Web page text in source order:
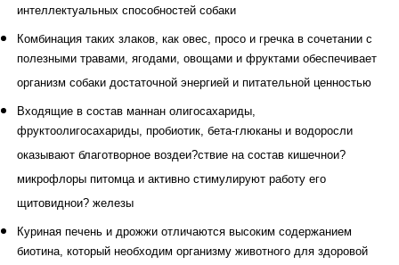
интеллектуальных способностей собаки
Комбинация таких злаков, как овес, просо и гречка в сочетании с
полезными травами, ягодами, овощами и фруктами обеспечивает
организм собаки достаточной энергией и питательной ценностью
Входящие в состав маннан олигосахариды,
фруктоолигосахариды, пробиотик, бета-глюканы и водоросли
оказывают благотворное воздеи?ствие на состав кишечнои?
микрофлоры питомца и активно стимулируют работу его
щитовиднои? железы
Куриная печень и дрожжи отличаются высоким содержанием
биотина, который необходим организму животного для здоровой